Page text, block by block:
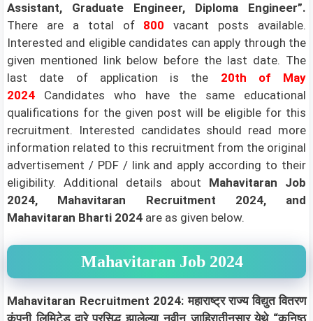
Assistant, Graduate Engineer, Diploma Engineer”.
There are a total of 800 vacant posts available.
Interested and eligible candidates can apply through the
given mentioned link below before the last date. The
last date of application is the 20th of May
2024
Candidates who have the same educational
qualifications for the given post will be eligible for this
recruitment. Interested candidates should read more
information related to this recruitment from the original
advertisement / PDF / link and apply according to their
eligibility.Additional details about Mahavitaran Job
2024, Mahavitaran Recruitment 2024, and
Mahavitaran Bharti 2024 are as given below.
Mahavitaran Job 2024
Mahavitaran Recruitment 2024: महाराष्ट्र राज्य विद्युत वितरण
कंपनी लिमिटेड द्वारे प्रसिद्ध झालेल्या नवीन जाहिरातीनुसार येथे “कनिष्ठ